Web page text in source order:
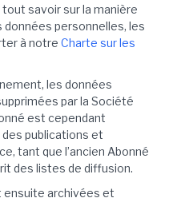
savoir sur la manière
personnelles, les
à notre Charte sur les
les données
par la Société
est cependant
publications et
tant que l’ancien Abonné
des listes de diffusion.
ensuite archivées et